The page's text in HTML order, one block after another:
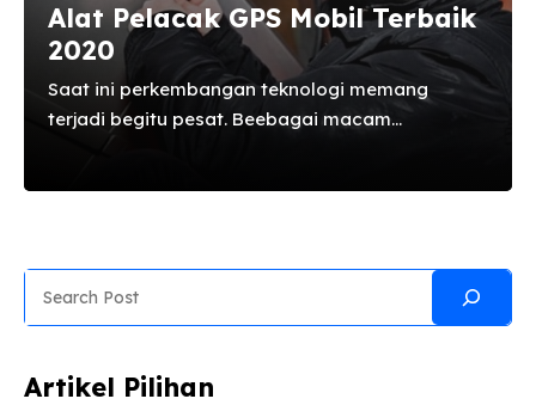
Alat Pelacak GPS Mobil Terbaik
2020
Saat ini perkembangan teknologi memang
terjadi begitu pesat. Beebagai macam
kendaraan. Selain memiliki fungsi utama untuk
melacak kendaraan untuk motor bisa
difungsikan sebagai portable, untuk mobil lebih
berbagai fitur tambahan dari alat GPS tracker
Artikel Pilihan